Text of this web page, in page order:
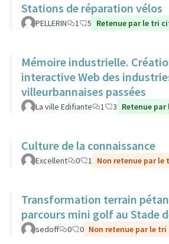
Stations de réparation vélos
PELLERIN 1 5 Retenue par le tri
Mémoire industrielle.
interactive Web des
villeurbannaises passées
La ville Edifiante 1 3 Retenue
Culture de la connaissance
Excellent 0 1 Non retenue par le
Transformation terrain
parcours mini golf au Stade
sedoff 0 0 Non retenue par le